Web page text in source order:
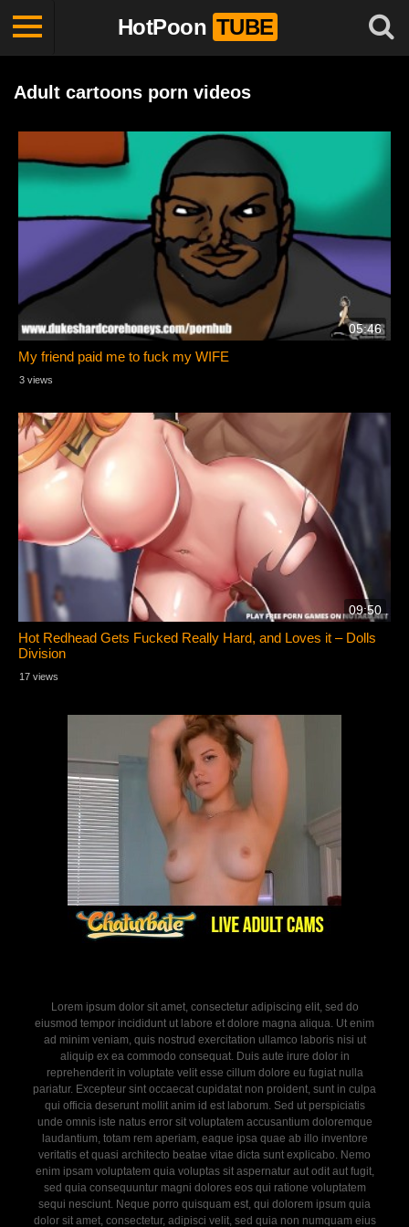
HotPoon TUBE
Adult cartoons porn videos
05:46
My friend paid me to fuck my WIFE
3 views
09:50
Hot Redhead Gets Fucked Really Hard, and Loves it – Dolls
Division
17 views
Lorem ipsum dolor sit amet, consectetur adipiscing elit, sed do
eiusmod tempor incididunt ut labore et dolore magna aliqua. Ut enim
ad minim veniam, quis nostrud exercitation ullamco laboris nisi ut
aliquip ex ea commodo consequat. Duis aute irure dolor in
reprehenderit in voluptate velit esse cillum dolore eu fugiat nulla
pariatur. Excepteur sint occaecat cupidatat non proident, sunt in culpa
qui officia deserunt mollit anim id est laborum. Sed ut perspiciatis
unde omnis iste natus error sit voluptatem accusantium doloremque
laudantium, totam rem aperiam, eaque ipsa quae ab illo inventore
veritatis et quasi architecto beatae vitae dicta sunt explicabo. Nemo
enim ipsam voluptatem quia voluptas sit aspernatur aut odit aut fugit,
sed quia consequuntur magni dolores eos qui ratione voluptatem
sequi nesciunt. Neque porro quisquam est, qui dolorem ipsum quia
dolor sit amet, consectetur, adipisci velit, sed quia non numquam eius